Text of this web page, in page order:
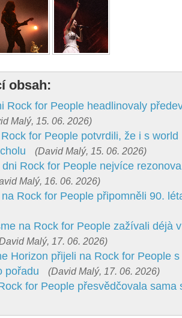
obsah:
Rock for People headlinovaly
Malý, 15. 06. 2026)
for People potvrdili, že i s
(David Malý, 15. 06. 2026)
Rock for People nejvíce
Malý, 16. 06. 2026)
Rock for People připomněli 90.
na Rock for People zažívali déjà
Malý, 17. 06. 2026)
Horizon přijeli na Rock for People
pořadu
(David Malý, 17. 06. 2026)
for People přesvědčovala sama